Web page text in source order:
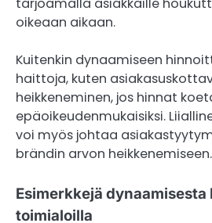
tarjoamalla asiakkaille
oikeaan aikaan.
Kuitenkin dynaamiseen
haittoja, kuten
heikkeneminen, jos hinnat
epäoikeudenmukaisiksi.
voi myös johtaa
brändin arvon heikkenemiseen.
Esimerkkejä
toimialoilla